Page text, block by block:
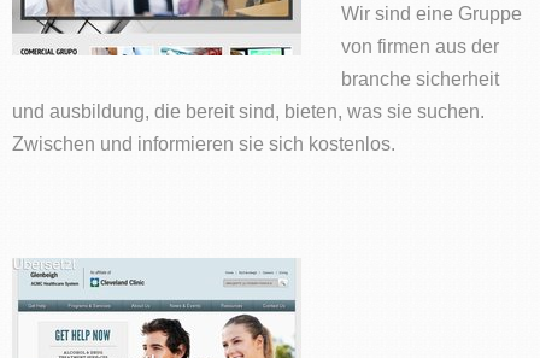
Wir sind eine Gruppe
von firmen aus der
branche sicherheit
und ausbildung, die bereit sind, bieten, was sie suchen.
Zwischen und informieren sie sich kostenlos.